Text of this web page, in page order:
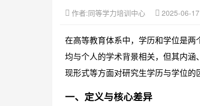
作者:同等学力培训中心 2025-06-17
在高等教育体系中，学历和学位是
均与个人的学术背景相关，但其内
现形式等方面对研究生学历与学位的
一、定义与核心差异